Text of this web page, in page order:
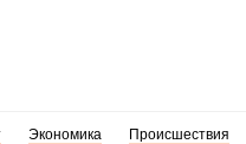
Экономика Происшествия